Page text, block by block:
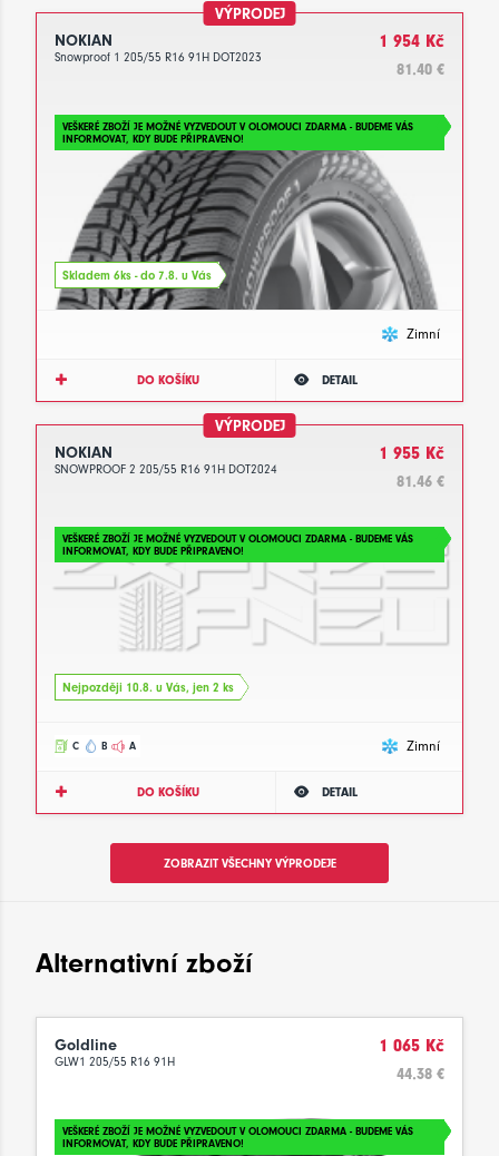
VÝPRODEJ
NOKIAN
Snowproof 1 205/55 R16 91H DOT2023
1 954 Kč
81.40 €
VEŠKERÉ ZBOŽÍ JE MOŽNÉ VYZVEDOUT V OLOMOUCI ZDARMA - BUDEME VÁS
INFORMOVAT, KDY BUDE PŘIPRAVENO!
Skladem 6ks - do 7.8. u Vás
Zimní
DO KOŠÍKU DETAIL
VÝPRODEJ
NOKIAN
SNOWPROOF 2 205/55 R16 91H DOT2024
1 955 Kč
81.46 €
VEŠKERÉ ZBOŽÍ JE MOŽNÉ VYZVEDOUT V OLOMOUCI ZDARMA - BUDEME VÁS
INFORMOVAT, KDY BUDE PŘIPRAVENO!
Nejpozději 10.8. u Vás, jen 2 ks
C B A Zimní
DO KOŠÍKU DETAIL
ZOBRAZIT VŠECHNY VÝPRODEJE
Alternativní zboží
Goldline
GLW1 205/55 R16 91H
1 065 Kč
44.38 €
VEŠKERÉ ZBOŽÍ JE MOŽNÉ VYZVEDOUT V OLOMOUCI ZDARMA - BUDEME VÁS
INFORMOVAT, KDY BUDE PŘIPRAVENO!